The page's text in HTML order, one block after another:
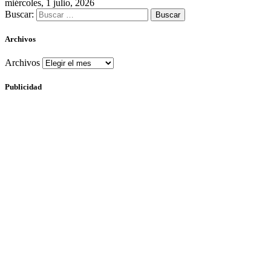
miércoles, 1 julio, 2026
Buscar:
Archivos
Archivos
Publicidad